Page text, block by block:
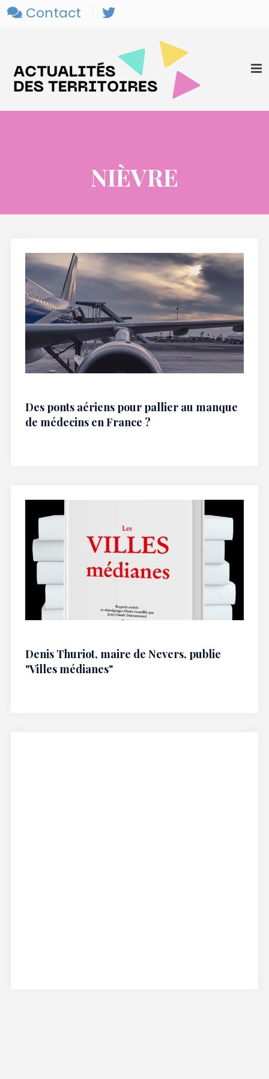
Contact
NIÈVRE
Des ponts aériens pour pallier au manque
de médecins en France ?
Denis Thuriot, maire de Nevers, publie
"Villes médianes"